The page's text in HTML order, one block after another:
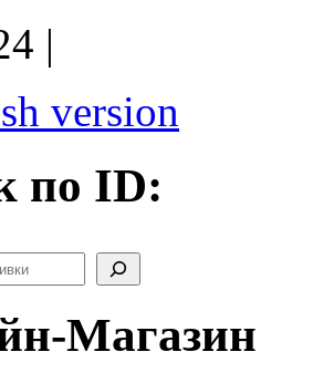
|
version
по ID:
Магазин